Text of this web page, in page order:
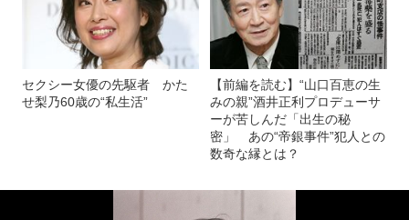
セクシー女優の先駆者 かた
せ梨乃60歳の“私生活”
【前編を読む】“山口百恵の生
みの親”酒井正利プロデューサ
ーが苦しんだ「出生の秘
密」 あの“帝銀事件”犯人との
数奇な縁とは？